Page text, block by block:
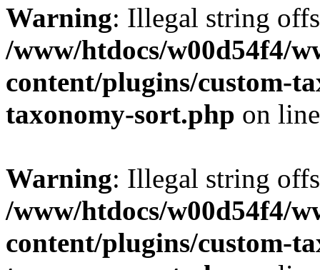
Warning: Illegal string
/www/htdocs/w00d54f4/
content/plugins/custom-
taxonomy-sort.php on
Warning: Illegal string
/www/htdocs/w00d54f4/
content/plugins/custom-